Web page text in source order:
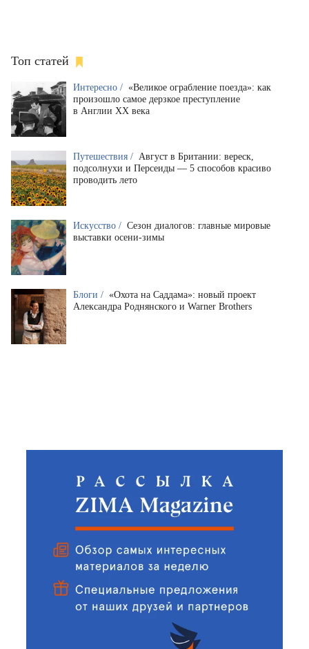
Топ статей
Интересно / «Великое ограбление поезда»: как
произошло самое дерзкое преступление
в Англии XX века
Путешествия / Август в Британии: вереск,
подсолнухи и Персеиды — 5 способов красиво
проводить лето
Искусство / Сезон диалогов: главные мировые
выставки осени-зимы
Блоги / «Охота на Саддама»: новый проект
Александра Роднянского и Warner Brothers